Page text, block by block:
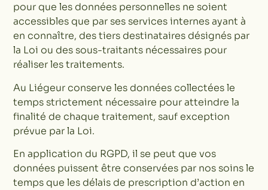
pour que les données personnelles ne soient
accessibles que par ses services internes ayant à
en connaître, des tiers destinataires désignés par
la Loi ou des sous-traitants nécessaires pour
réaliser les traitements.
Au Liégeur conserve les données collectées le
temps strictement nécessaire pour atteindre la
finalité de chaque traitement, sauf exception
prévue par la Loi.
En application du RGPD, il se peut que vos
données puissent être conservées par nos soins le
temps que les délais de prescription d’action en